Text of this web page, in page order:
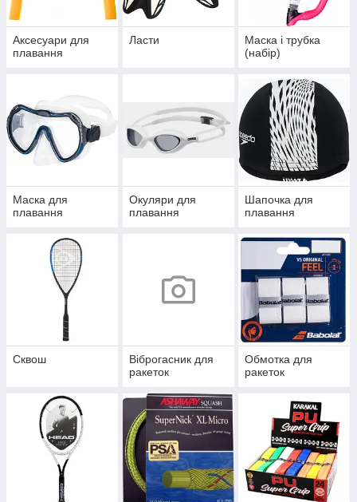
Аксесуари для
плавання
Ласти
Маска і трубка
(набір)
Маска для
плавання
Окуляри для
плавання
Шапочка для
плавання
Сквош
Віброгасник для
ракеток
Обмотка для
ракеток